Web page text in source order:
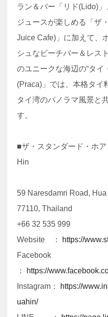
ラン＆バー「リド(Lido)
ジュースが楽しめる「ザ
Juice Cafe)」に加えて、
シュなビーチバー＆レス
のユニークな海辺の“タイ
(Praca)」では、本格タイ
タイ湾のパノラマ風景と
す。
■ザ・スタンダード・ホ
Hin
59 Naresdamri Road,
77110, Thailand
+66 32 535 999
Website ：
https://
Facebook
：
https://
Instagram：
https://
uahin/